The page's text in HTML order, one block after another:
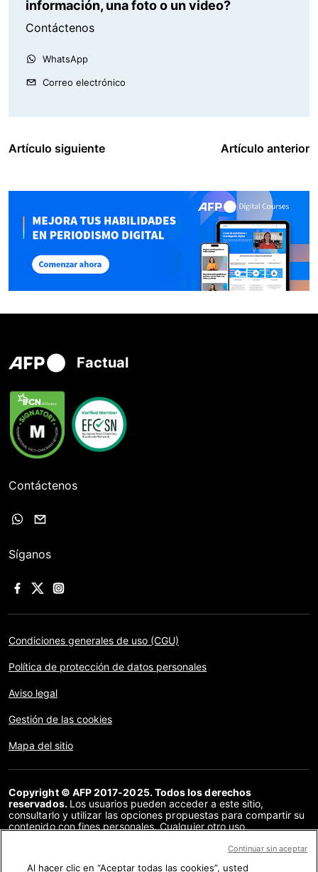
información, una foto o un video?
Contáctenos
WhatsApp
Correo electrónico
Artículo siguiente Artículo anterior
Factual
Contáctenos
Síganos
Condiciones generales de uso (CGU)
Política de protección de datos personales
Aviso legal
Gestión de las cookies
Mapa del sitio
Copyright © AFP 2017-2025. Todos los derechos
reservados. Los usuarios pueden acceder a este sitio,
consultarlo y utilizar las opciones propuestas para compartir su
contenido con fines personales. Cualquier otro uso,
distribución del contenido de este sitio, en su totalidad o en
Al hacer clic en “Aceptar todas las cookies”, usted
Continuar sin aceptar